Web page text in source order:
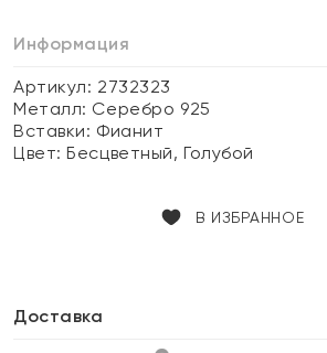
Информация
Артикул: 2732323
Металл: Серебро 925
Вставки: Фианит
Цвет:Бесцветный, Голубой
В ИЗБРАННОЕ
Доставка